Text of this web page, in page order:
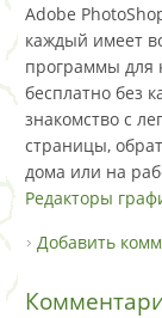
Adobe
каждый имеет
программы для
бесплатно без
знакомство с
страницы,
дома или на
Редакторы
Добавить